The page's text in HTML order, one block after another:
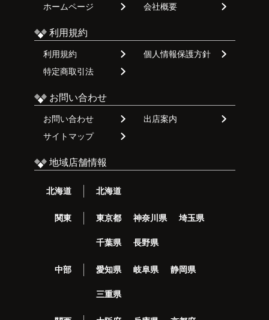
ホームページ 会社概要
利用規約
利用規約
個人情報保護方針
特定商取引法
お問い合わせ
お問い合わせ
出店案内
サイトマップ
地域店舗情報
北海道 北海道
関東 東京都 神奈川県 埼玉県
千葉県 長野県
中部 愛知県 岐阜県 静岡県
三重県